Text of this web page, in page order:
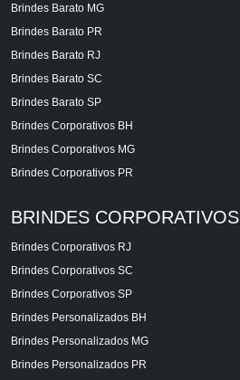
Brindes Barato MG
Brindes Barato PR
Brindes Barato RJ
Brindes Barato SC
Brindes Barato SP
Brindes Corporativos BH
Brindes Corporativos MG
Brindes Corporativos PR
BRINDES CORPORATIVOS
Brindes Corporativos RJ
Brindes Corporativos SC
Brindes Corporativos SP
Brindes Personalizados BH
Brindes Personalizados MG
Brindes Personalizados PR